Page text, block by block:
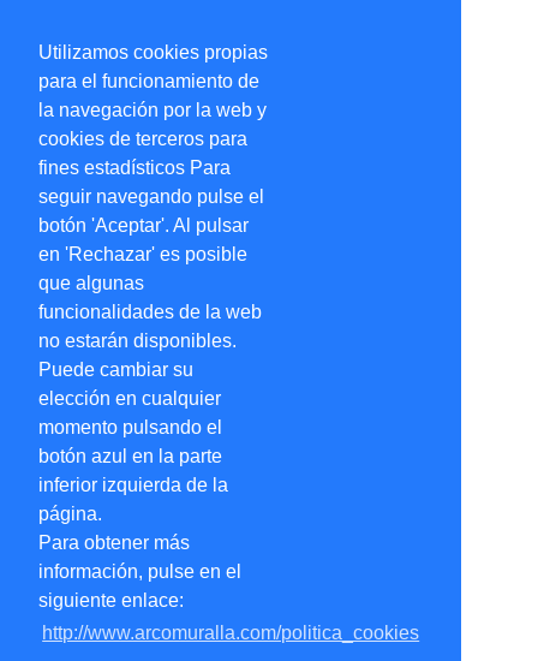
Utilizamos cookies propias
para el funcionamiento de
la navegación por la web y
cookies de terceros para
fines estadísticos Para
seguir navegando pulse el
botón 'Aceptar'. Al pulsar
en 'Rechazar' es posible
que algunas
funcionalidades de la web
no estarán disponibles.
Puede cambiar su
elección en cualquier
momento pulsando el
botón azul en la parte
inferior izquierda de la
página.
Para obtener más
información, pulse en el
siguiente enlace:
http://www.arcomuralla.com/politica_cookies